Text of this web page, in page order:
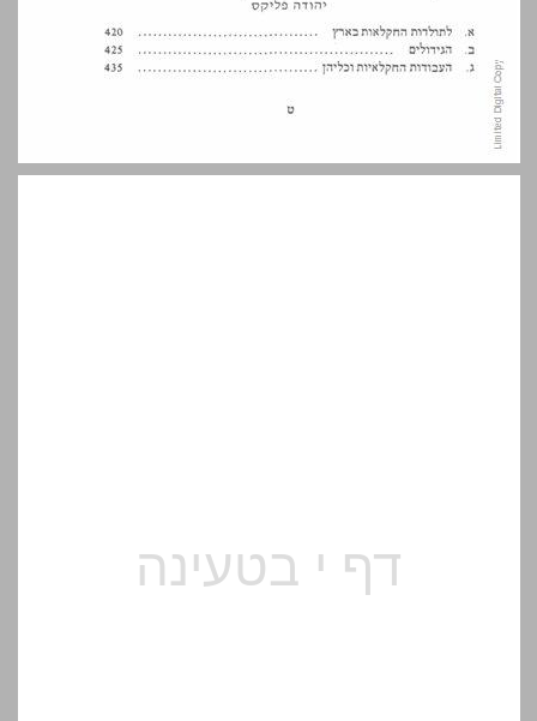
ג. החלוקה המינהלית, המיסוי וערי הפרובינציה ... 11